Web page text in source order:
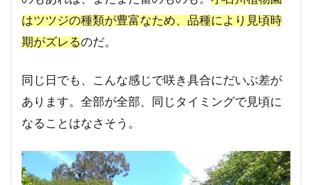
はツツジの種類が豊富なため、品種により見頃時
期がズレるのだ。
同じ日でも、こんな感じで咲き具合にだいぶ差が
あります。全部が全部、同じタイミングで見頃に
なることはなさそう。